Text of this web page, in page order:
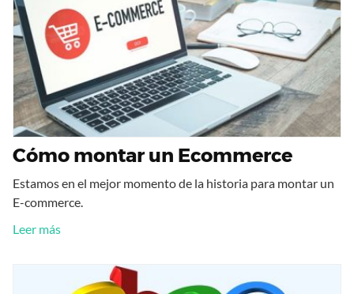
Cómo montar un Ecommerce
Estamos en el mejor momento de la historia para montar un
E-commerce.
Leer más